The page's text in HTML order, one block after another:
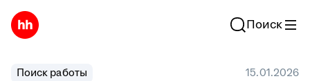
Поиск
Поиск работы 15.01.2026